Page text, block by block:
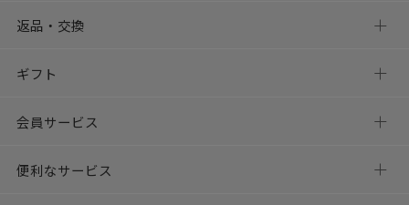
返品・交換
ギフト
会員サービス
便利なサービス